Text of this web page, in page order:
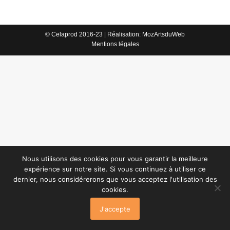
© Celaprod 2016-23 | Réalisation: MozArtsduWeb
Mentions légales
Nous utilisons des cookies pour vous garantir la meilleure
expérience sur notre site. Si vous continuez à utiliser ce
dernier, nous considérerons que vous acceptez l'utilisation des
cookies.
J'accepte